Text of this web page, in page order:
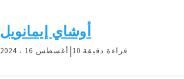
أوشاي إيمانويل
أغسطس 16 ، 2024 | 10 قراءة دقيقة